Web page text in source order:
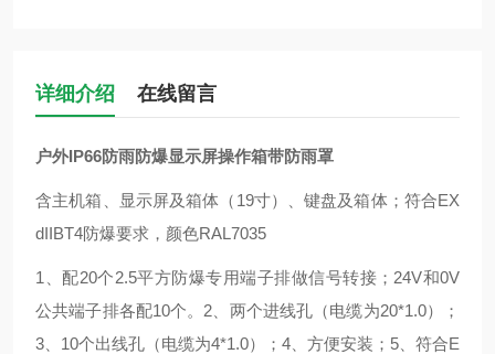
详细介绍 在线留言
户外IP66防雨防爆显示屏操作箱带防雨罩
含主机箱、显示屏及箱体（19寸）、键盘及箱体；符合EX
dIIBT4防爆要求，颜色RAL7035
1、配20个2.5平方防爆专用端子排做信号转接；24V和0V
公共端子排各配10个。2、两个进线孔（电缆为20*1.0）；
3、10个出线孔（电缆为4*1.0）；4、方便安装；5、符合E